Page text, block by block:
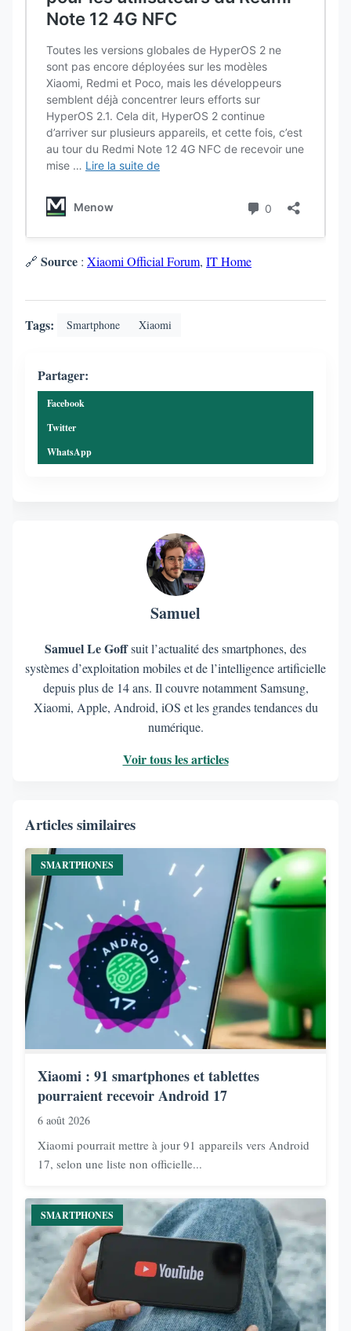
🔗 Source : Xiaomi Official Forum, IT Home
Tags: Smartphone Xiaomi
Partager:
Facebook
Twitter
WhatsApp
Samuel
Samuel Le Goffsuit l’actualité des smartphones, des
systèmes d’exploitation mobiles et de l’intelligence artificielle
depuis plus de 14 ans. Il couvre notamment Samsung,
Xiaomi, Apple, Android, iOS et les grandes tendances du
numérique.
Voir tous les articles
Articles similaires
SMARTPHONES
Xiaomi : 91 smartphones et tablettes
pourraient recevoir Android 17
6 août 2026
Xiaomi pourrait mettre à jour 91 appareils vers Android
17, selon une liste non officielle...
SMARTPHONES